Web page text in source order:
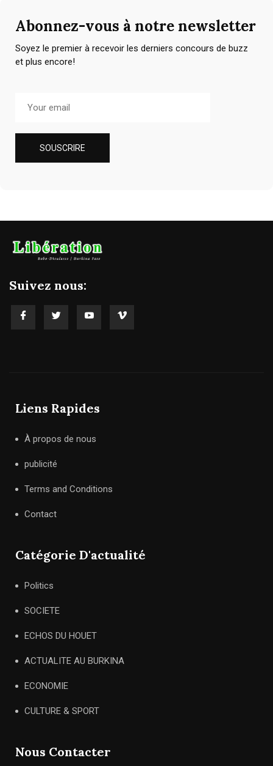
Abonnez-vous à notre newsletter
Soyez le premier à recevoir les derniers concours de buzz
et plus encore!
Suivez nous:
Liens Rapides
À propos de nous
publicité
Terms and Conditions
Contact
Catégorie D'actualité
Politics
SOCIETE
ECHOS DU HOUET
ACTUALITE AU BURKINA
ECONOMIE
CULTURE & SPORT
Nous Contacter